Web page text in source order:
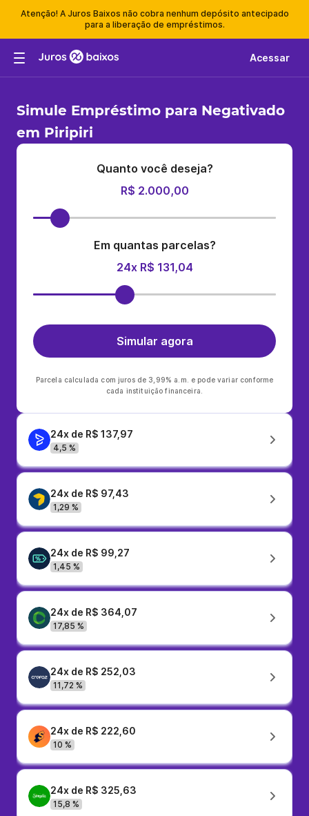
Atenção! A Juros Baixos não cobra nenhum depósito antecipado
para a liberação de empréstimos.
Acessar
Simule Empréstimo para Negativado
em Piripiri
Quanto você deseja?
R$ 2.000,00
Em quantas parcelas?
24x R$ 131,04
Simular agora
Parcela calculada com juros de 3,99% a.m. e pode variar conforme
cada instituição financeira.
24x de R$ 137,97
4,5 %
24x de R$ 97,43
1,29 %
24x de R$ 99,27
1,45 %
24x de R$ 364,07
17,85 %
24x de R$ 252,03
11,72 %
24x de R$ 222,60
10 %
24x de R$ 325,63
15,8 %